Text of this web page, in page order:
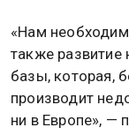
«Нам
также
базы, которая,
производит
ни в Европе», —